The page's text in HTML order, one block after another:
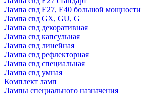
Лампа свд E27, Е40 большой мощности
Лампа свд GX, GU, G
Лампа свд декоративная
Лампа свд капсульная
Лампа свд линейная
Лампа свд рефлекторная
Лампа свд специальная
Лампа свд умная
Комплект ламп
Лампы специального назначения